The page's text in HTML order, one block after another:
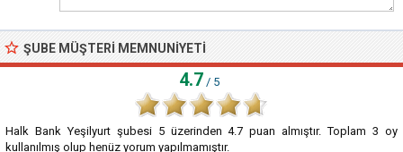
ŞUBE MÜŞTERI MEMNUNIYETI
4.7 / 5
Halk Bank Yeşilyurt şubesi 5üzerinden4.7 puan almıştır. Toplam3 oy
kullanılmış olup henüz yorum yapılmamıştır.